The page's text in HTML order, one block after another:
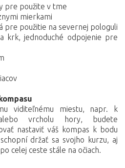
pre použite v tme
mierkami
pre použitie na severnej pologuli
krk, jednoduché odpojenie pre
viditeľnému miestu, napr. k
vrcholu hory, budete
nastaviť váš kompas k bodu
držať sa svojho kurzu, aj
celej ceste stále na očiach.